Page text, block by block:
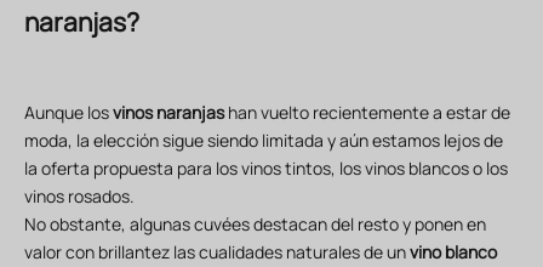
naranjas?
Aunque losvinos naranjas han vuelto recientemente a estar de
moda, la elección sigue siendo limitada y aún estamos lejos de
la oferta propuesta para los vinos tintos, los vinos blancos o los
vinos rosados.
No obstante, algunas cuvées destacan del resto y ponen en
valor con brillantez las cualidades naturales de unvino blanco